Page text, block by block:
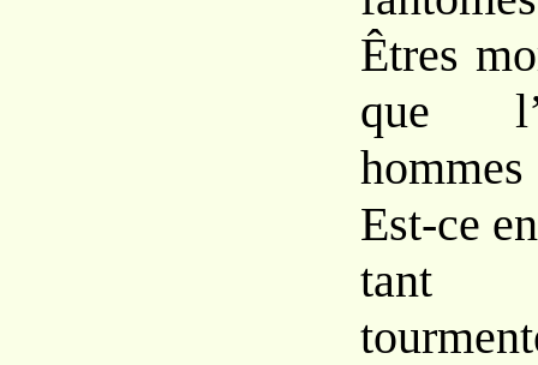
Êtres
que
hommes
Est-ce
tant